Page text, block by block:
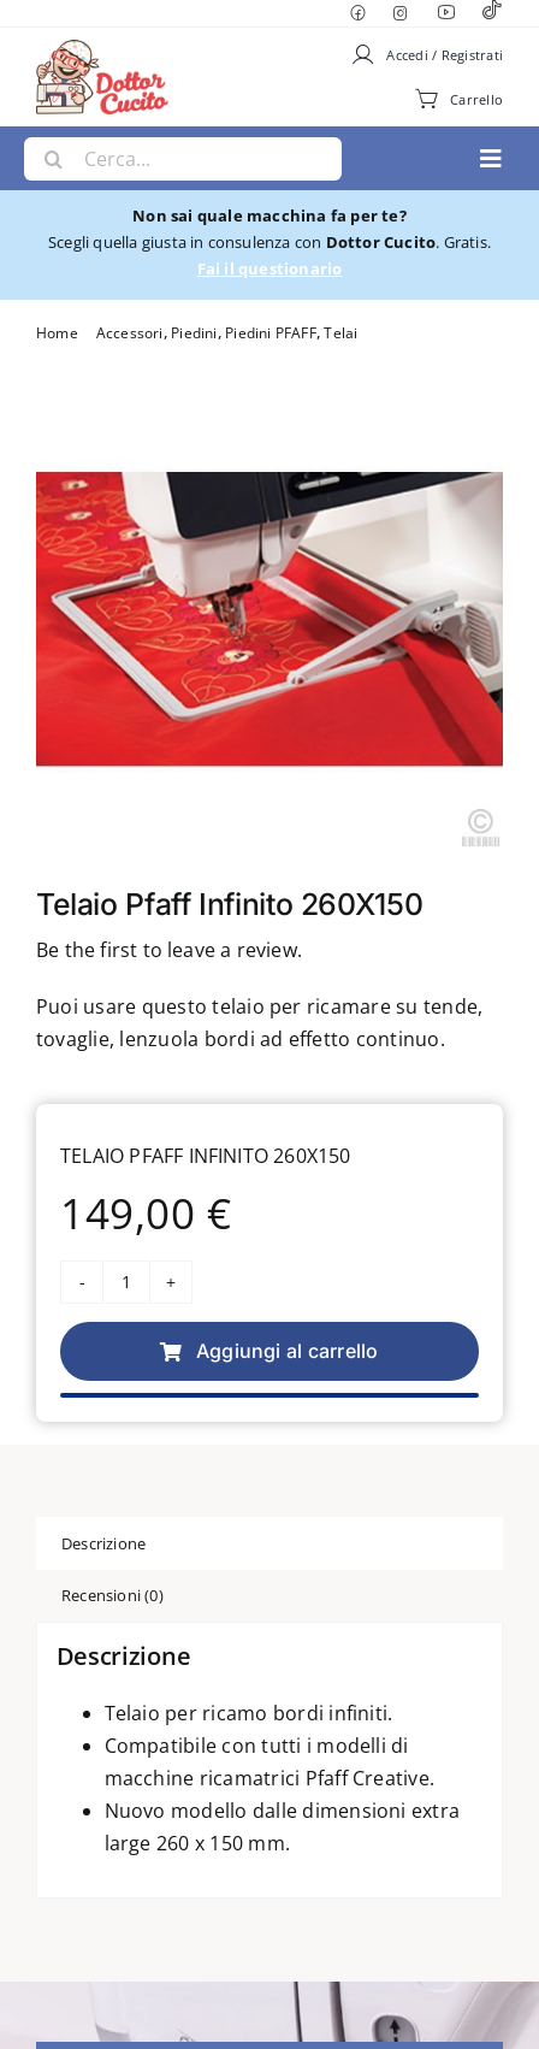
contenuto
Accedi / Registrati
Carrello
Cerca
per:
Macchine per Cucire
Ricamatrici
Accessori
Piedini
Contatti
Non sai quale macchina fa per te?
Scegli quella giusta in consulenza con Dottor Cucito. Gratis.
Fai il questionario
Home Accessori Piedini Piedini PFAFF Telai
Telaio Pfaff Infinito 260X150
Be the first to leave a review.
Puoi usare questo telaio per ricamare su tende,
tovaglie, lenzuola bordi ad effetto continuo.
TELAIO PFAFF INFINITO 260X150
149,00 €
Telaio
Pfaff
Infinito
quantità
Aggiungi al carrello
Descrizione
Recensioni (0)
Descrizione
Telaio per ricamo bordi infiniti.
Compatibile con tutti i modelli di
macchine ricamatrici Pfaff Creative.
Nuovo modello dalle dimensioni extra
large 260 x 150 mm.